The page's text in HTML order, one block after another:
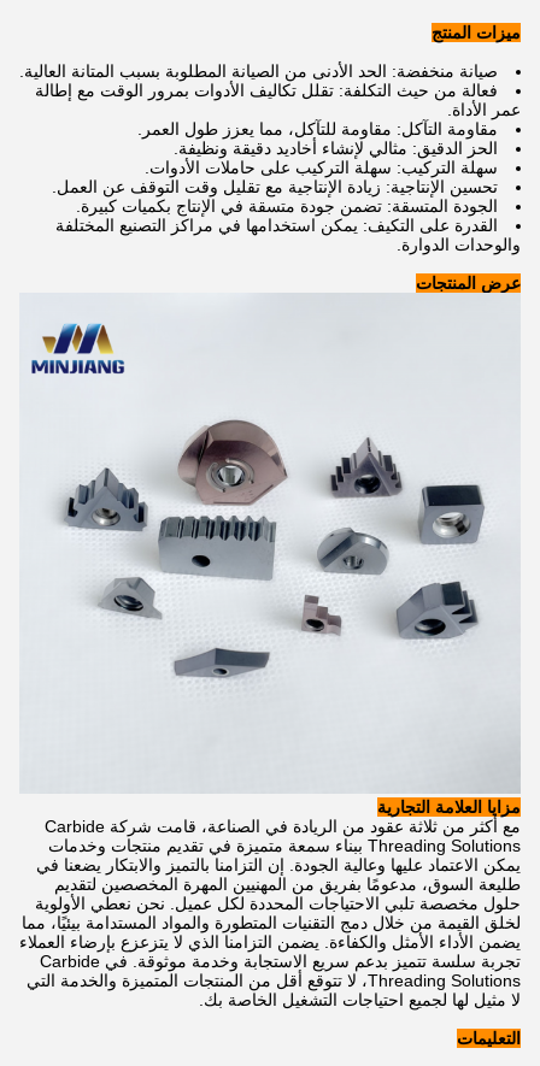
ميزات المنتج
صيانة منخفضة: الحد الأدنى من الصيانة المطلوبة بسبب المتانة العالية.
فعالة من حيث التكلفة: تقلل تكاليف الأدوات بمرور الوقت مع إطالة
عمر الأداة.
مقاومة التآكل: مقاومة للتآكل، مما يعزز طول العمر.
الحز الدقيق: مثالي لإنشاء أخاديد دقيقة ونظيفة.
سهلة التركيب: سهلة التركيب على حاملات الأدوات.
تحسين الإنتاجية: زيادة الإنتاجية مع تقليل وقت التوقف عن العمل.
الجودة المتسقة: تضمن جودة متسقة في الإنتاج بكميات كبيرة.
القدرة على التكيف: يمكن استخدامها في مراكز التصنيع المختلفة
والوحدات الدوارة.
عرض المنتجات
مزايا العلامة التجارية
مع أكثر من ثلاثة عقود من الريادة في الصناعة، قامت شركة Carbide
Threading Solutions ببناء سمعة متميزة في تقديم منتجات وخدمات
يمكن الاعتماد عليها وعالية الجودة. إن التزامنا بالتميز والابتكار يضعنا في
طليعة السوق، مدعومًا بفريق من المهنيين المهرة المخصصين لتقديم
حلول مخصصة تلبي الاحتياجات المحددة لكل عميل. نحن نعطي الأولوية
لخلق القيمة من خلال دمج التقنيات المتطورة والمواد المستدامة بيئيًا، مما
يضمن الأداء الأمثل والكفاءة. يضمن التزامنا الذي لا يتزعزع بإرضاء العملاء
تجربة سلسة تتميز بدعم سريع الاستجابة وخدمة موثوقة. في Carbide
Threading Solutions، لا تتوقع أقل من المنتجات المتميزة والخدمة التي
لا مثيل لها لجميع احتياجات التشغيل الخاصة بك.
التعليمات